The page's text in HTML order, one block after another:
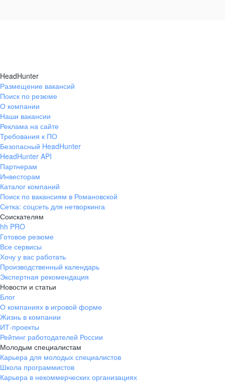
HeadHunter
Размещение вакансий
Поиск по резюме
О компании
Наши вакансии
Реклама на сайте
Требования к ПО
Безопасный HeadHunter
HeadHunter API
Партнерам
Инвесторам
Каталог компаний
Поиск по вакансиям в Романовской
Сетка: соцсеть для нетворкинга
Соискателям
hh PRO
Готовое резюме
Все сервисы
Хочу у вас работать
Производственный календарь
Экспертная рекомендация
Новости и статьи
Блог
О компаниях в игровой форме
Жизнь в компании
ИТ-проекты
Рейтинг работодателей России
Молодым специалистам
Карьера для молодых специалистов
Школа программистов
Карьера в некоммерческих организациях